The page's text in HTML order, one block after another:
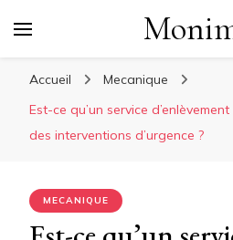
Accueil
Mecanique
Est-ce qu’un service
des interventions d’urgence ?
MECANIQUE